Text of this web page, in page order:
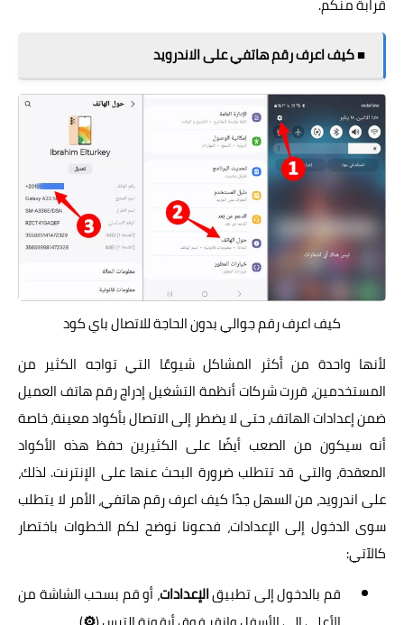
■ كيف اعرف رقم هاتفي على الاندرويد
كيف اعرف رقم جوالي بدون الحاجة للاتصال باي كود
لأنها واحدة من أكثر المشاكل شيوعًا التي تواجه الكثير من
المستخدمين، قررت شركات أنظمة التشغيل إدراج رقم هاتف العميل
ضمن إعدادات الهاتف، حتى لا يضطر إلى الاتصال بأكواد معينة، خاصة
أنه سيكون من الصعب أيضًا على الكثيرين حفظ هذه الأكواد
المعقدة، والتي قد تتطلب ضرورة البحث عنها على الإنترنت. لذلك،
على اندرويد، من السهل جدًا كيف اعرف رقم هاتفي، الأمر لا يتطلب
سوى الدخول إلى الإعدادات، فدعونا نوضح لكم الخطوات باختصار
كالآتي:
قم بالدخول إلى تطبيقالإعدادات، أو قم بسحب الشاشة من